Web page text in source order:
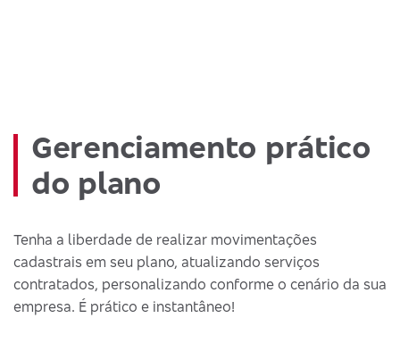
Gerenciamento prático
do plano
Tenha a liberdade de realizar movimentações
cadastrais em seu plano, atualizando serviços
contratados, personalizando conforme o cenário da sua
empresa. É prático e instantâneo!